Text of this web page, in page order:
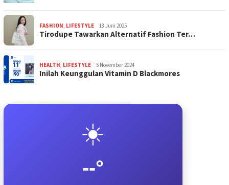
FASHION LIFESTYLE 18 Juni 2025
Tirodupe Tawarkan Alternatif Fashion Ter…
HEALTH LIFESTYLE 5 November 2024
Inilah Keunggulan Vitamin D Blackmores
☀️
--°